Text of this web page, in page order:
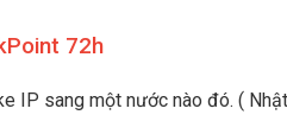
72h
IP sang một nước nào đó. (